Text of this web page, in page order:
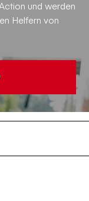
und werden
Helfern von